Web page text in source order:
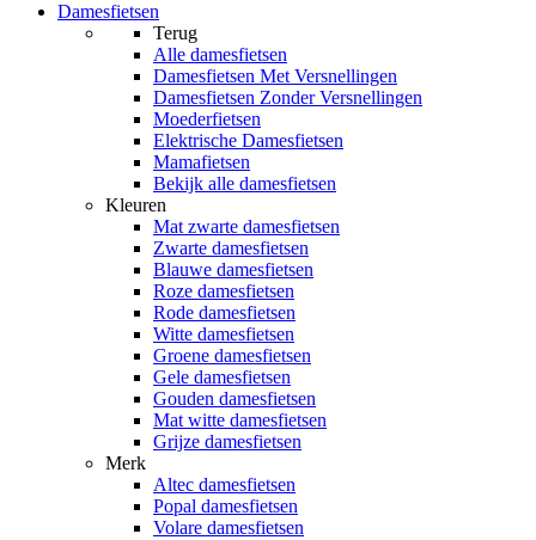
Damesfietsen
Terug
Alle damesfietsen
Damesfietsen Met Versnellingen
Damesfietsen Zonder Versnellingen
Moederfietsen
Elektrische Damesfietsen
Mamafietsen
Bekijk alle damesfietsen
Kleuren
Mat zwarte damesfietsen
Zwarte damesfietsen
Blauwe damesfietsen
Roze damesfietsen
Rode damesfietsen
Witte damesfietsen
Groene damesfietsen
Gele damesfietsen
Gouden damesfietsen
Mat witte damesfietsen
Grijze damesfietsen
Merk
Altec damesfietsen
Popal damesfietsen
Volare damesfietsen